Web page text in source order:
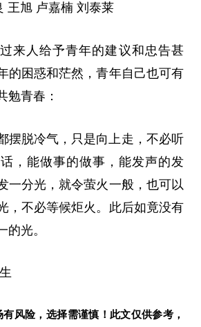
王旭 卢嘉楠 刘泰莱
来人给予青年的建议和忠告甚
的困惑和茫然，青年自己也可有
勉青春：
摆脱冷气，只是向上走，不必听
，能做事的做事，能发声的发
一分光，就令萤火一般，也可以
，不必等候炬火。此后如竟没有
的光。
风险，选择需谨慎！此文仅供参考，